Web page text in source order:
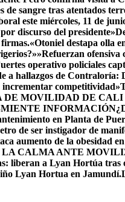
de sangre tras atentados
este miércoles, 11 de
discurso del presidente»
«Otoniel destapa olla
Refuerzan ofensiva
operativo policiales
a hallazgos de
competitividad»
MOVILIDAD DE
INFORMACIÓN
en Planta de
de ser instigador de
aumento de la obesidad
CALMA ANTE
liberan a Lyan Hortúa
Lyan Hortua en Jamundí.